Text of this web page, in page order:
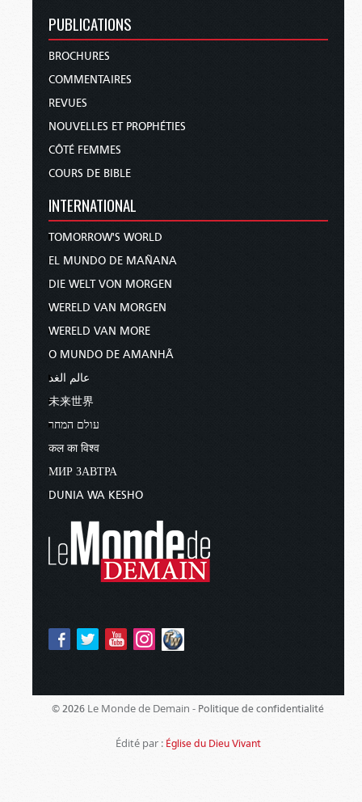
PUBLICATIONS
BROCHURES
COMMENTAIRES
REVUES
NOUVELLES ET PROPHÉTIES
CÔTÉ FEMMES
COURS DE BIBLE
INTERNATIONAL
TOMORROW'S WORLD
EL MUNDO DE MAÑANA
DIE WELT VON MORGEN
WERELD VAN MORGEN
WERELD VAN MORE
O MUNDO DE AMANHÃ
عالم الغد
未来世界
עולם המחר
कल का विश्व
МИР ЗАВТРА
DUNIA WA KESHO
© 2026 Le Monde de Demain - Politique de confidentialité
Édité par : Église du Dieu Vivant